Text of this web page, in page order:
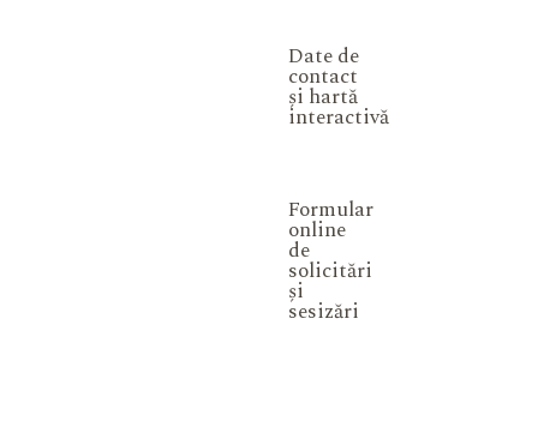
Date de
contact
și hartă
interactivă
Formular
online
de
solicitări
și
sesizări